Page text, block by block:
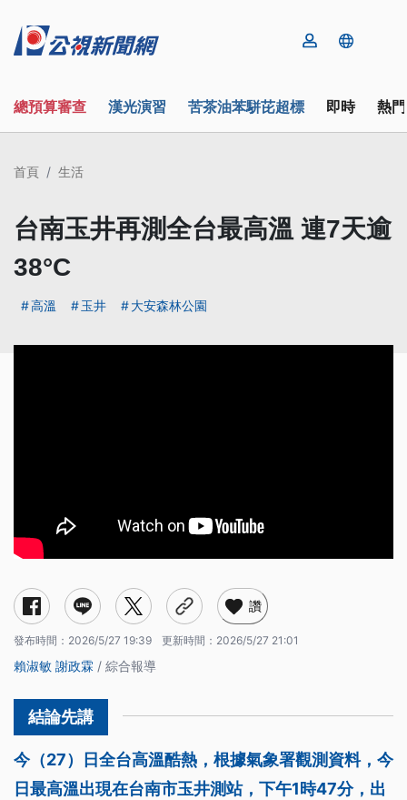
總預算審查 漢光演習 苦茶油苯駢芘超標 即時 熱
首頁 生活
台南玉井再測全台最高溫 連7天逾
38°C
高溫 玉井 大安森林公園
讚
發布時間： 2026/5/27 19:39 更新時間： 2026/5/27 21:01
賴淑敏 謝政霖 / 綜合報導
今（27）日全台高溫酷熱，根據氣象署觀測資料，今
日最高溫出現在台南市玉井測站，下午1時47分，出